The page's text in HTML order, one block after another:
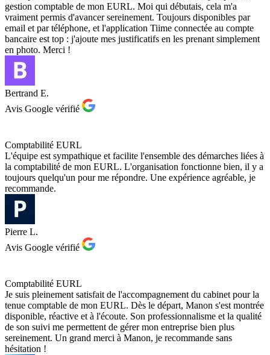
gestion comptable de mon EURL. Moi qui débutais, cela m'a
vraiment permis d'avancer sereinement. Toujours disponibles par
email et par téléphone, et l'application Tiime connectée au compte
bancaire est top : j'ajoute mes justificatifs en les prenant simplement
en photo. Merci !
Bertrand E.
Avis Google vérifié
Comptabilité EURL
L'équipe est sympathique et facilite l'ensemble des démarches liées à
la comptabilité de mon EURL. L'organisation fonctionne bien, il y a
toujours quelqu'un pour me répondre. Une expérience agréable, je
recommande.
Pierre L.
Avis Google vérifié
Comptabilité EURL
Je suis pleinement satisfait de l'accompagnement du cabinet pour la
tenue comptable de mon EURL. Dès le départ, Manon s'est montrée
disponible, réactive et à l'écoute. Son professionnalisme et la qualité
de son suivi me permettent de gérer mon entreprise bien plus
sereinement. Un grand merci à Manon, je recommande sans
hésitation !